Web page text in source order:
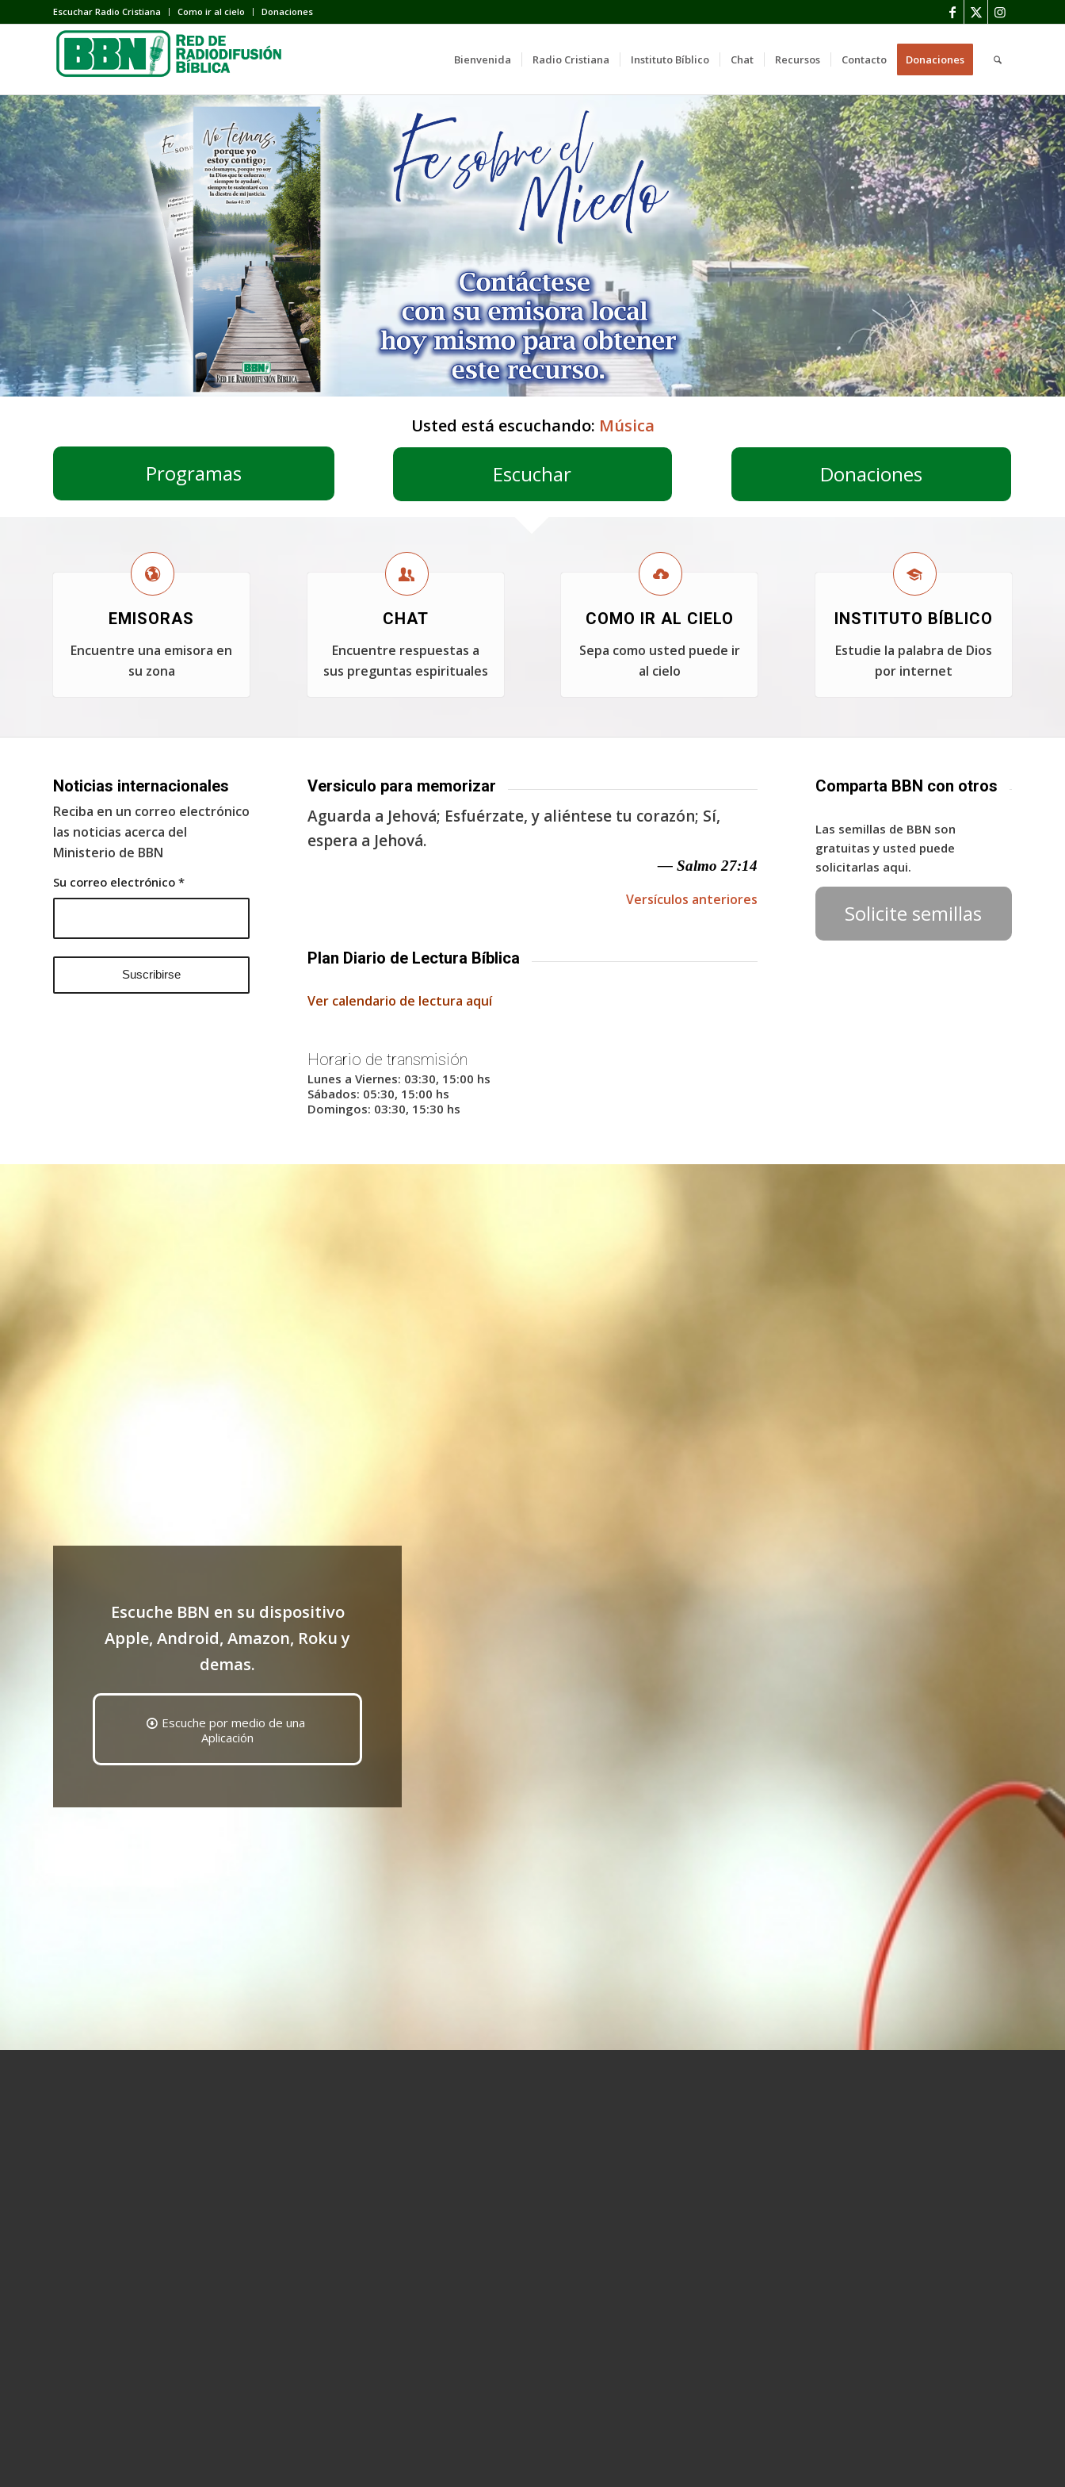
Escuchar Radio Cristiana Como ir al cielo Donaciones
Bienvenida Radio Cristiana Instituto Bíblico Chat Recursos Contacto Donaciones
Usted está escuchando: Música
Programas Escuchar Donaciones
EMISORAS
Encuentre una emisora en
su zona
CHAT
Encuentre respuestas a
sus preguntas espirituales
COMO IR AL CIELO
Sepa como usted puede ir
al cielo
INSTITUTO BÍBLICO
Estudie la palabra de Dios
por internet
Noticias internacionales
Reciba en un correo electrónico
las noticias acerca del
Ministerio de BBN
Su correo electrónico *
Versiculo para memorizar
Aguarda a Jehová; Esfuérzate, y aliéntese tu corazón; Sí,
espera a Jehová.
— Salmo 27:14
Versículos anteriores
Plan Diario de Lectura Bíblica
Ver calendario de lectura aquí
Horario de transmisión
Lunes a Viernes: 03:30, 15:00 hs
Sábados: 05:30, 15:00 hs
Domingos: 03:30, 15:30 hs
Comparta BBN con otros
Las semillas de BBN son
gratuitas y usted puede
solicitarlas aqui.
Solicite semillas
Escuche BBN en su dispositivo
Apple, Android, Amazon, Roku y
demas.
Escuche por medio de una
Aplicación